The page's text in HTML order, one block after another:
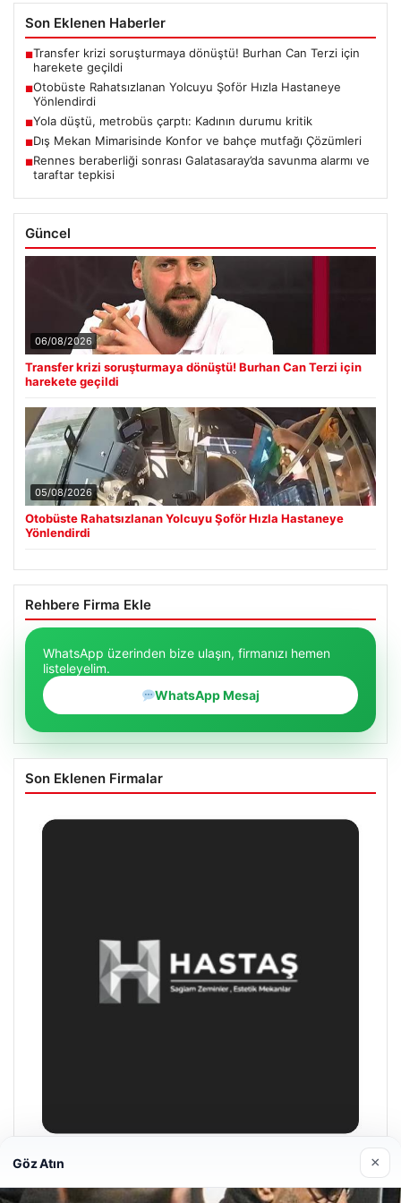
Son Eklenen Haberler
■Transfer krizi soruşturmaya dönüştü! Burhan Can Terzi için
harekete geçildi
■Otobüste Rahatsızlanan Yolcuyu Şoför Hızla Hastaneye
Yönlendirdi
■Yola düştü, metrobüs çarptı: Kadının durumu kritik
■Dış Mekan Mimarisinde Konfor ve bahçe mutfağı Çözümleri
■Rennes beraberliği sonrası Galatasaray’da savunma alarmı ve
taraftar tepkisi
Güncel
06/08/2026
Transfer krizi soruşturmaya dönüştü! Burhan Can Terzi için
harekete geçildi
05/08/2026
Otobüste Rahatsızlanan Yolcuyu Şoför Hızla Hastaneye
Yönlendirdi
Rehbere Firma Ekle
WhatsApp üzerinden bize ulaşın, firmanızı hemen
listeleyelim.
WhatsApp Mesaj
Son Eklenen Firmalar
Enes Kaplan Avukatlık Bürosu
28/04/2026
Göz Atın ×